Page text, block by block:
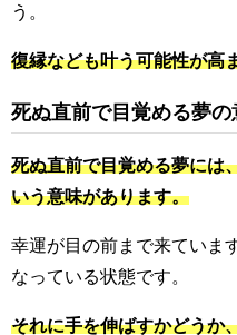
う。
復縁なども叶う可能性が高
死ぬ直前で目覚める夢の
死ぬ直前で目覚める夢には
いう意味があります。
幸運が目の前まで来ていま
なっている状態です。
それに手を伸ばすかどうか